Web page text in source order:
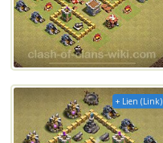
+ Lien (Link)